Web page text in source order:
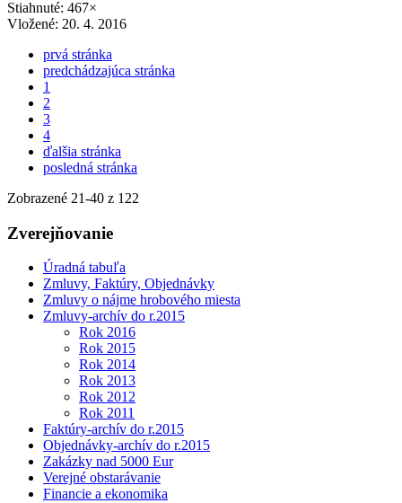
Stiahnuté: 467×
Vložené: 20. 4. 2016
prvá stránka
predchádzajúca stránka
1
2
3
4
ďalšia stránka
posledná stránka
Zobrazené 21-40 z 122
Zverejňovanie
Úradná tabuľa
Zmluvy, Faktúry, Objednávky
Zmluvy o nájme hrobového miesta
Zmluvy-archív do r.2015
Rok 2016
Rok 2015
Rok 2014
Rok 2013
Rok 2012
Rok 2011
Faktúry-archív do r.2015
Objednávky-archív do r.2015
Zakázky nad 5000 Eur
Verejné obstarávanie
Financie a ekonomika